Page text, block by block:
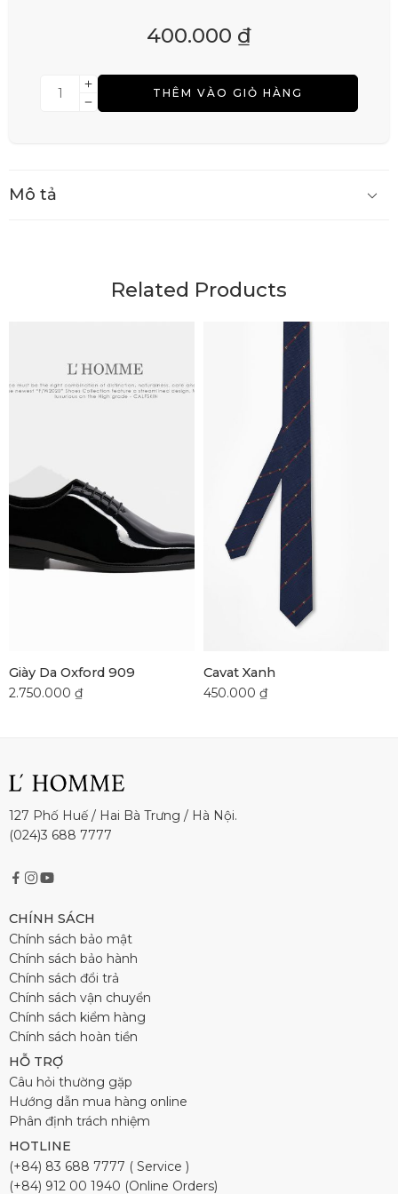
400.000 ₫
THÊM VÀO GIỎ HÀNG
Mô tả
Related Products
Giày Da Oxford 909
2.750.000 ₫
Cavat Xanh
450.000 ₫
127 Phố Huế / Hai Bà Trưng / Hà Nội.
(024)3 688 7777
CHÍNH SÁCH
Chính sách bảo mật
Chính sách bảo hành
Chính sách đổi trả
Chính sách vận chuyển
Chính sách kiểm hàng
Chính sách hoàn tiền
HỖ TRỢ
Câu hỏi thường gặp
Hướng dẫn mua hàng online
Phân định trách nhiệm
HOTLINE
(+84) 83 688 7777 ( Service )
(+84) 912 00 1940 (Online Orders)